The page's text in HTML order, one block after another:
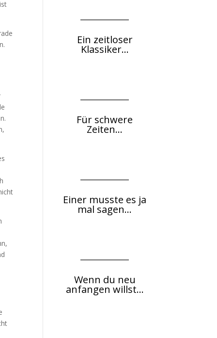
Ein zeitloser
Klassiker...
Für schwere
Zeiten...
Einer musste es ja
mal sagen...
Wenn du neu
anfangen willst...